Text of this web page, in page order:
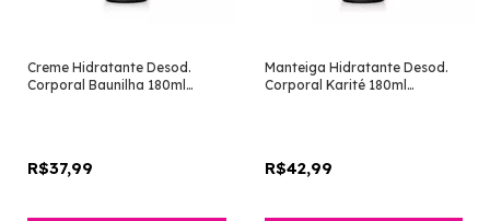
Creme Hidratante Desod.
Corporal Baunilha 180ml
R$37,99
Manteiga Hidratante Desod.
Corporal Karité 180ml
R$42,99